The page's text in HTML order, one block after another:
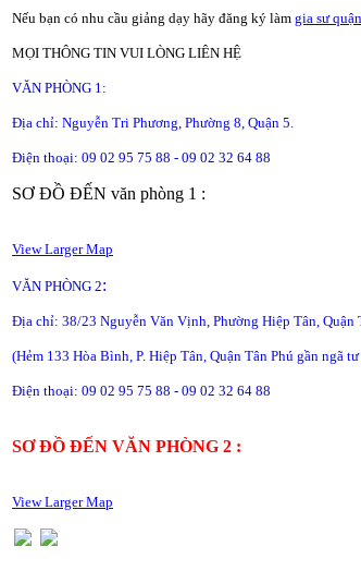
Nếu bạn có nhu cầu giảng dạy hãy đăng ký làm gia sư
MỌI THÔNG TIN VUI LÒNG LIÊN HỆ
VĂN PHÒNG 1:
Địa chỉ: Nguyễn Tri Phương, Phường 8, Quận 5.
Điện thoại: 09 02 95 75 88 - 09 02 32 64 88
SƠ ĐỒ ĐẾN văn phòng 1 :
View Larger Map
VĂN PHÒNG 2:
Địa chỉ: 38/23 Nguyễn Văn Vịnh, Phường Hiệp Tân, Quận
(Hẻm 133 Hòa Bình, P. Hiệp Tân, Quận Tân Phú gần ngã
Điện thoại: 09 02 95 75 88 - 09 02 32 64 88
SƠ ĐỒ ĐẾN VĂN PHÒNG 2 :
View Larger Map